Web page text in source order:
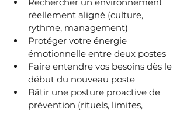
réellement aligné (culture,
rythme, management)
Protéger votre énergie
émotionnelle entre deux postes
Faire entendre vos besoins dès le
début du nouveau poste
Bâtir une posture proactive de
prévention (rituels, limites,